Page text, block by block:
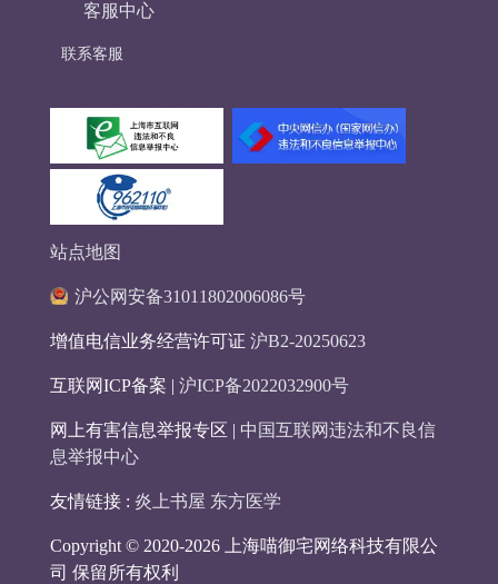
客服中心
联系客服
站点地图
沪公网安备31011802006086号
增值电信业务经营许可证 沪B2-20250623
互联网ICP备案 | 沪ICP备2022032900号
网上有害信息举报专区 | 中国互联网违法和不良信
息举报中心
友情链接 : 炎上书屋 东方医学
Copyright © 2020-2026 上海喵御宅网络科技有限公
司 保留所有权利